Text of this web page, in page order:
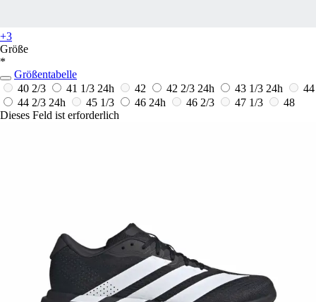
+3
Größe
*
Größentabelle
40 2/3
41 1/3 24h 42 42 2/3 24h 43 1/3 24h
44
44 2/3 24h 45 1/3 46 24h 46 2/3 47 1/3
48
Dieses Feld ist erforderlich